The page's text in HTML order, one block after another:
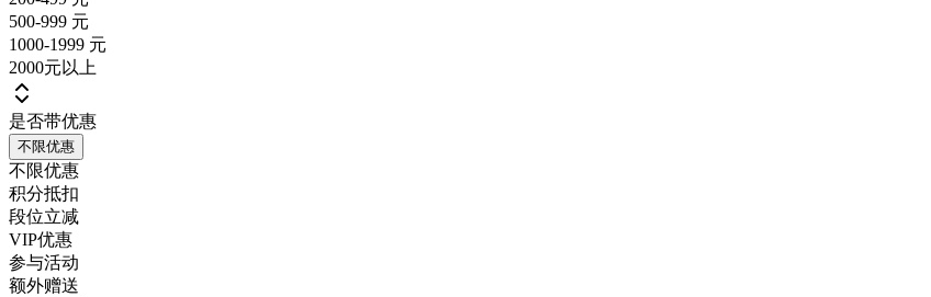
500-999 元
1000-1999 元
2000元以上
是否带优惠
不限优惠
不限优惠
积分抵扣
段位立减
VIP优惠
参与活动
额外赠送